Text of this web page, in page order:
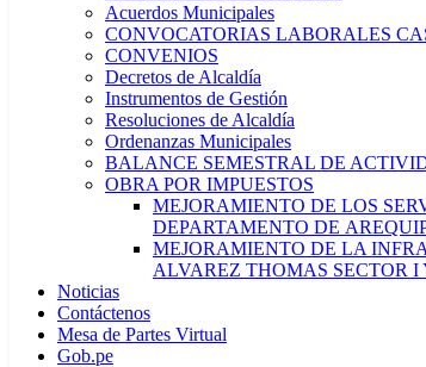
Acuerdos Municipales
CONVOCATORIAS LABORALES
CONVENIOS
Decretos de Alcaldía
Instrumentos de Gestión
Resoluciones de Alcaldía
Ordenanzas Municipales
BALANCE SEMESTRAL DE
OBRA POR IMPUESTOS
MEJORAMIENTO DE LOS
DEPARTAMENTO DE
MEJORAMIENTO DE LA
ALVAREZ THOMAS SECTOR
Noticias
Contáctenos
Mesa de Partes Virtual
Gob.pe